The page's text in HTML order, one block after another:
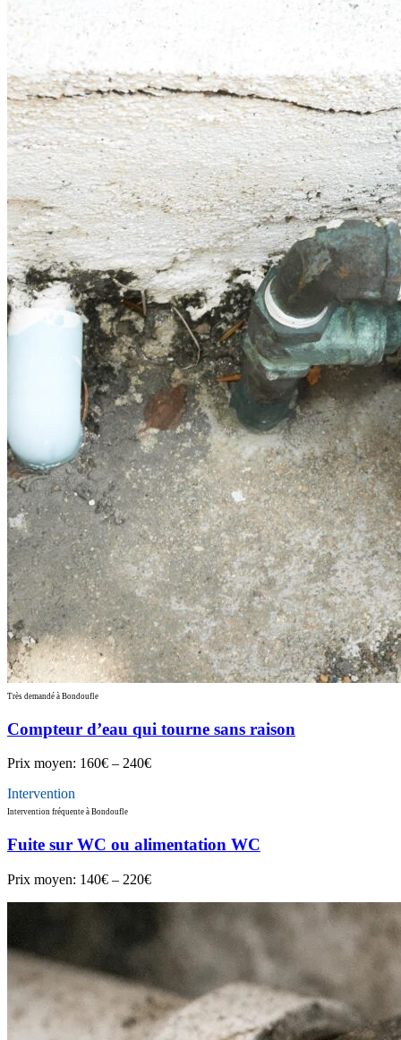
Très demandé à Bondoufle
Compteur d’eau qui tourne sans raison
Prix moyen: 160€ – 240€
Intervention
Intervention fréquente à Bondoufle
Fuite sur WC ou alimentation WC
Prix moyen: 140€ – 220€